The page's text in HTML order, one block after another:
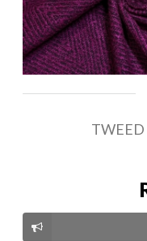
TWEED